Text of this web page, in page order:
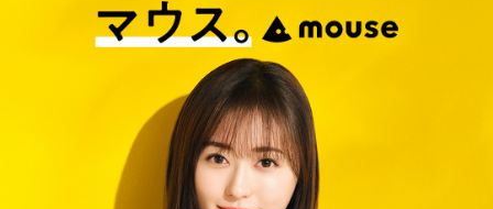
タブレット
ワークステーション
ディスプレイ
DAIV
MousePro
iiyama
Windows 11| Copilot+ PC
ビジネス向けパソコン
学習向けパソコン
スペック/パーツ別
AIおすすめパソコン